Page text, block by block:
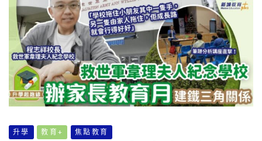
升學 教育+ 焦點教育